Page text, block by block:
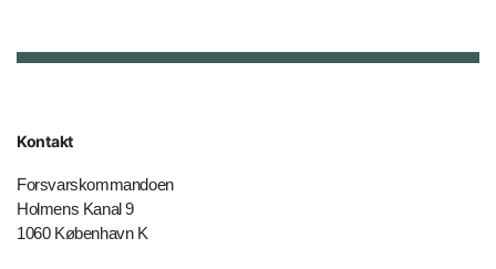
Kontakt
Forsvarskommandoen
Holmens Kanal 9
1060 København K